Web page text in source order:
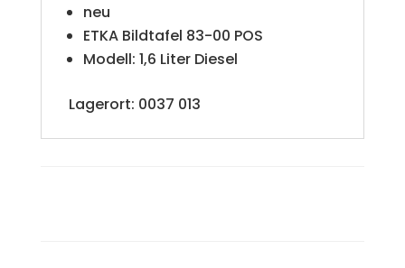
neu
ETKA Bildtafel 83-00 POS
Modell: 1,6 Liter Diesel
Lagerort: 0037 013